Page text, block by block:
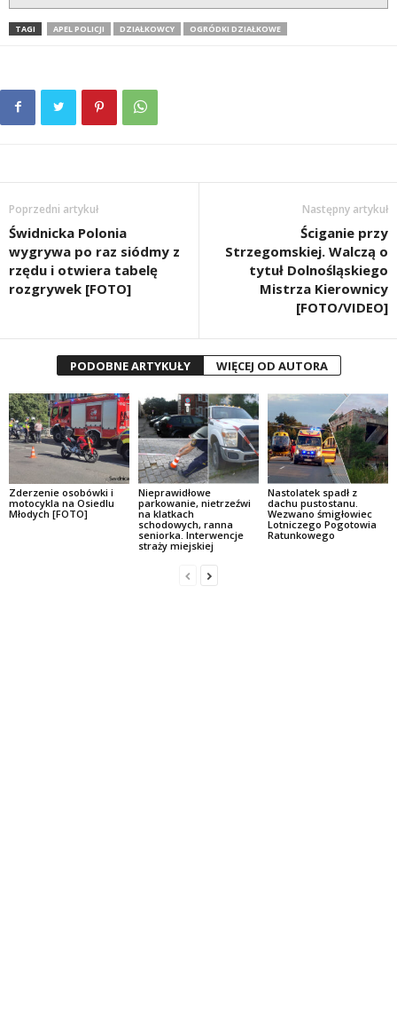
TAGI APEL POLICJI DZIAŁKOWCY OGRÓDKI DZIAŁKOWE
Poprzedni artykuł
Świdnicka Polonia
wygrywa po raz siódmy z
rzędu i otwiera tabelę
rozgrywek [FOTO]
Następny artykuł
Ściganie przy
Strzegomskiej. Walczą o
tytuł Dolnośląskiego
Mistrza Kierownicy
[FOTO/VIDEO]
PODOBNE ARTYKUŁY WIĘCEJ OD AUTORA
Zderzenie osobówki i
motocykla na Osiedlu
Młodych [FOTO]
Nieprawidłowe
parkowanie, nietrzeźwi
na klatkach
schodowych, ranna
seniorka. Interwencje
straży miejskiej
Nastolatek spadł z
dachu pustostanu.
Wezwano śmigłowiec
Lotniczego Pogotowia
Ratunkowego